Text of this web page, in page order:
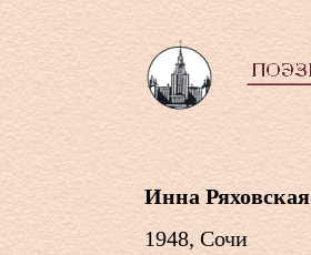
Инна Ряховская
1948, Сочи